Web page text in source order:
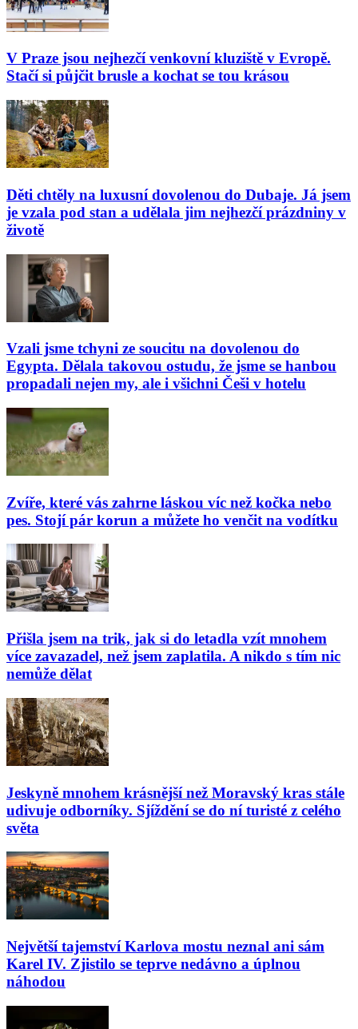
V Praze jsou nejhezčí venkovní kluziště v Evropě.
Stačí si půjčit brusle a kochat se tou krásou
Děti chtěly na luxusní dovolenou do Dubaje. Já jsem
je vzala pod stan a udělala jim nejhezčí prázdniny v
životě
Vzali jsme tchyni ze soucitu na dovolenou do
Egypta. Dělala takovou ostudu, že jsme se hanbou
propadali nejen my, ale i všichni Češi v hotelu
Zvíře, které vás zahrne láskou víc než kočka nebo
pes. Stojí pár korun a můžete ho venčit na vodítku
Přišla jsem na trik, jak si do letadla vzít mnohem
více zavazadel, než jsem zaplatila. A nikdo s tím nic
nemůže dělat
Jeskyně mnohem krásnější než Moravský kras stále
udivuje odborníky. Sjíždění se do ní turisté z celého
světa
Největší tajemství Karlova mostu neznal ani sám
Karel IV. Zjistilo se teprve nedávno a úplnou
náhodou